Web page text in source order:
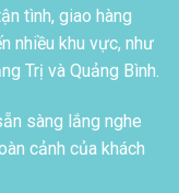
tình, giao hàng
nhiều khu vực, như
Trị và Quảng Bình.
sàng lắng nghe
cảnh của khách